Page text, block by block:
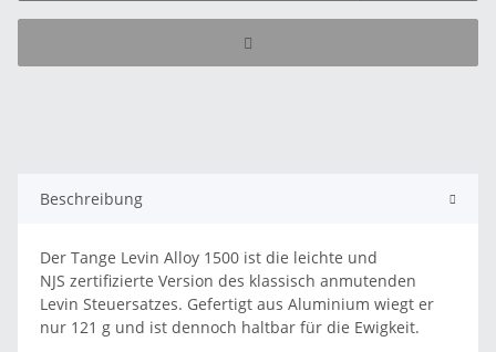
Beschreibung
Der Tange Levin Alloy 1500 ist die leichte und
NJS zertifizierte Version des klassisch anmutenden
Levin Steuersatzes. Gefertigt aus Aluminium wiegt er
nur 121 g und ist dennoch haltbar für die Ewigkeit.